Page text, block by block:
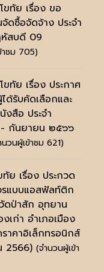
ขทัย เรื่อง ขอ
ดซื้อจัดจ้าง ประจำ
สบดี 09
าชม 705)
ขทัย เรื่อง ประกาศ
ด้รับคัดเลือกและ
สือ ประจำ
- กันยายน ๒๕๖๖
นวนผู้เข้าชม 621)
ย เรื่อง ประกวด
รแบบแอสฟัลท์ติก
ดป่าสัก อุทยาน
เก่า อำเภอเมือง
าคาอิเล็กทรอนิกส์
2566) (จำนวนผู้เข้า